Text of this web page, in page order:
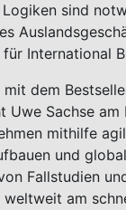
sind
International
dem
Uwe Sachse am
mithilfe
und
Fallstudien
am